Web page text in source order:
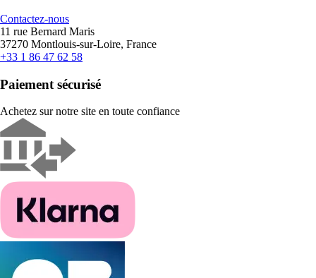
Contactez-nous
11 rue Bernard Maris
37270 Montlouis-sur-Loire, France
+33 1 86 47 62 58
Paiement sécurisé
Achetez sur notre site en toute confiance